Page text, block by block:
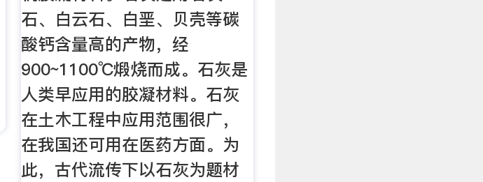
石、白云石、白垩、贝壳等碳
酸钙含量高的产物，经
900~1100℃煅烧而成。石灰是
人类早应用的胶凝材料。石灰
在土木工程中应用范围很广，
在我国还可用在医药方面。为
此，古代流传下以石灰为题材